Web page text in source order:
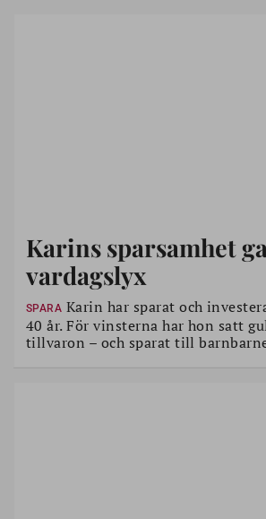
Karins sparsamhet
vardagslyx
SPARA Karin har sparat och
40 år. För vinsterna har hon satt
tillvaron – och sparat till